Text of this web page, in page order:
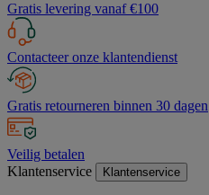
Gratis levering vanaf €100
Contacteer onze klantendienst
Gratis retourneren binnen 30 dagen
Veilig betalen
Klantenservice
Klantenservice